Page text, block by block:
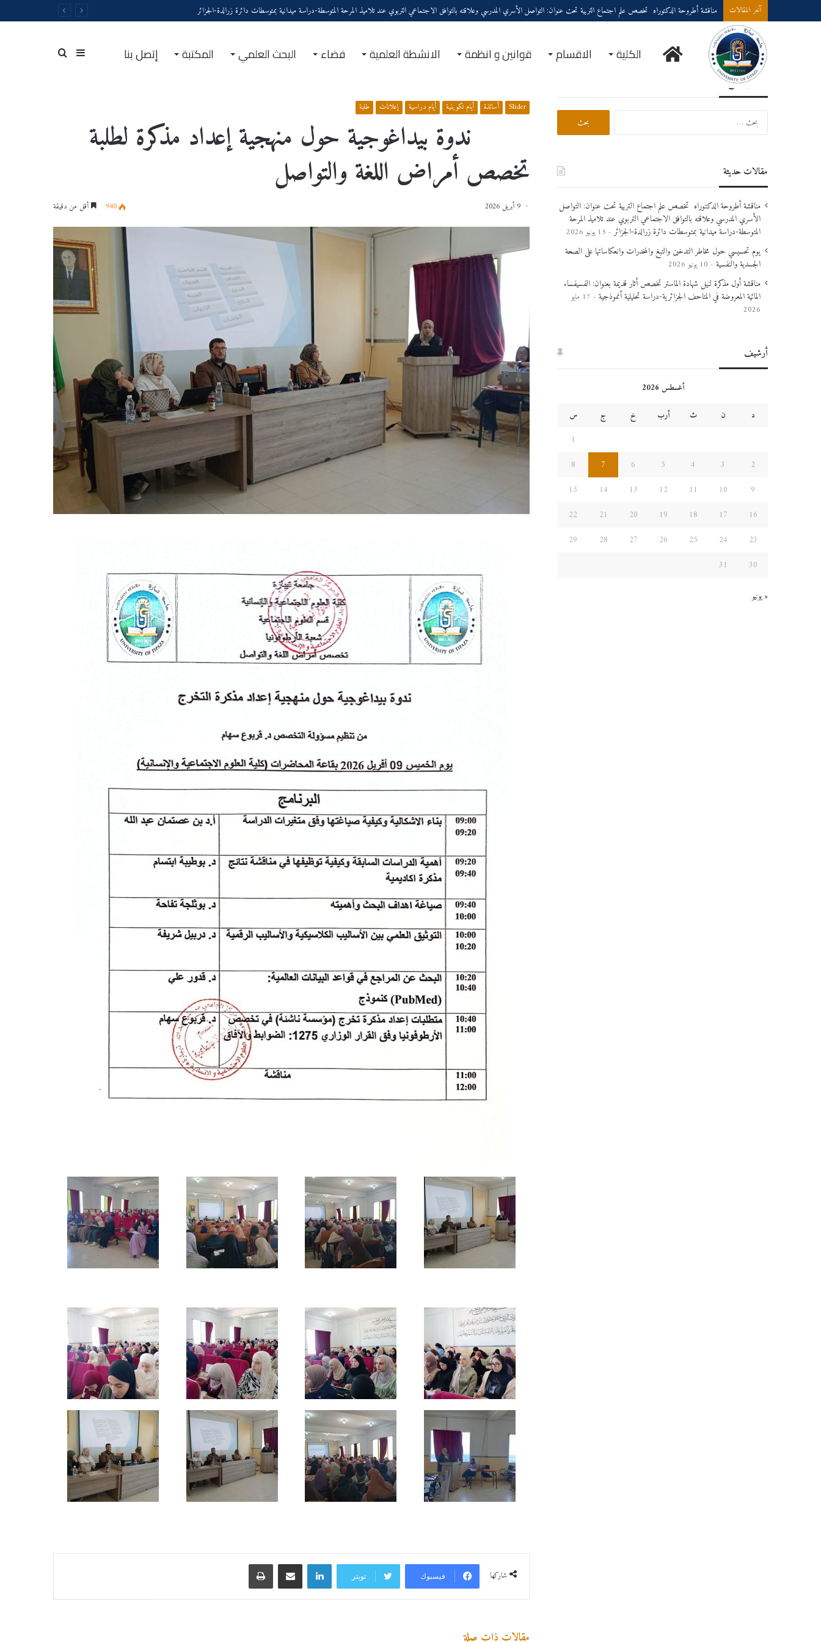
آخر المقالات مناقشة أطروحة الدكتوراه تخصص علم اجتماع التربية تحت عنوان: التواصل الأسري المدرسي وعلاقته بالتوافق الاجتماعي التربوي عند تلاميذ المرحة المتوسطة-دراسة ميدانية بمتوسطات دائرة زرالدة-الجزائر
الكلية الاقسام قوانين و انظمة الانشطة العلمية فضاء البحث العلمي المكتبة إتصل بنا
Slider أساتذة أيام تكوينية أيام دراسية إعلانات طلبة
ندوة بيداغوجية حول منهجية إعداد مذكرة لطلبة
تخصص أمراض اللغة والتواصل
9 أبريل 2026 940 أقل من دقيقة
شاركها فيسبوك تويتر
مقالات ذات صلة
بحث في الموقع
مقالات حديثة
مناقشة أطروحة الدكتوراه تخصص علم اجتماع التربية تحت عنوان: التواصل
الأسري المدرسي وعلاقته بالتوافق الاجتماعي التربوي عند تلاميذ المرحة
المتوسطة-دراسة ميدانية بمتوسطات دائرة زرالدة-الجزائر
15 يونيو 2026
يوم تحسيسي حول مخاطر التدخين والتبغ والمخدرات وانعكاساتها على الصحة
الجسدية والنفسية
10 يونيو 2026
مناقشة أول مذكرة لنيل شهادة الماستر تخصص أثار قديمة بعنوان: الفسيفساء
المائية المعروضة في المتاحف الجزائرية-دراسة تحليلية أنموذجية
17 مايو
2026
أرشيف
أغسطس 2026
د
ن ث أرب خ ج
س
1
2
3
4
5
6
7
8
9
10
11
12
13
14
15
16
17
18
19
20
21
22
23
24
25
26
27
28
29
30
31
« يونيو